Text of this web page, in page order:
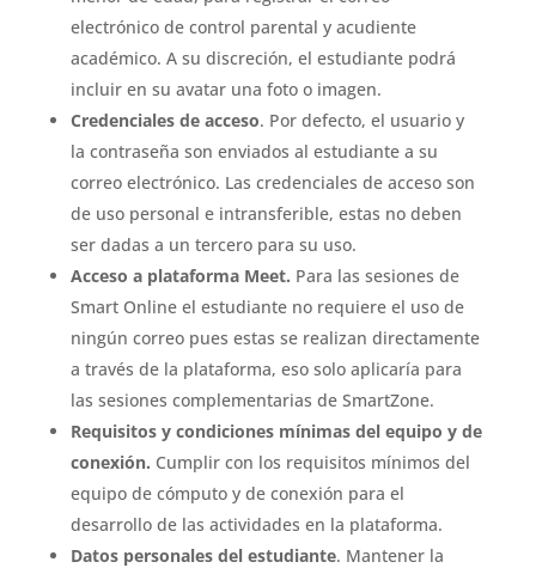
electrónico de control parental y acudiente
académico. A su discreción, el estudiante podrá
incluir en su avatar una foto o imagen.
Credenciales de acceso. Por defecto, el usuario y
la contraseña son enviados al estudiante a su
correo electrónico. Las credenciales de acceso son
de uso personal e intransferible, estas no deben
ser dadas a un tercero para su uso.
Acceso a plataforma Meet. Para las sesiones de
Smart Online el estudiante no requiere el uso de
ningún correo pues estas se realizan directamente
a través de la plataforma, eso solo aplicaría para
las sesiones complementarias de SmartZone.
Requisitos y condiciones mínimas del equipo y de
conexión. Cumplir con los requisitos mínimos del
equipo de cómputo y de conexión para el
desarrollo de las actividades en la plataforma.
Datos personales del estudiante. Mantener la